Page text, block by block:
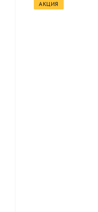
АКЦИЯ